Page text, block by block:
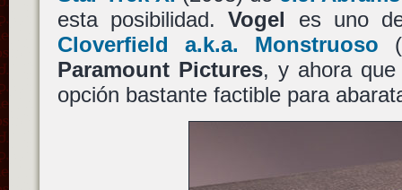
esta posibilidad.Vogel es uno
Cloverfield a.k.a. Monstruoso
Paramount Pictures, y ahora
opción bastante factible para